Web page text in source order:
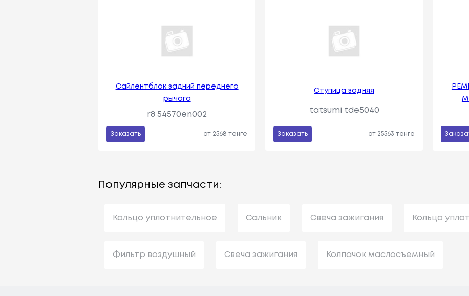
Сайлентблок задний переднего
рычага
r8 54570en002
Заказать от 2568 тенге
Ступица задняя
tatsumi tde5040
Заказать от 25563 тенге
Популярные запчасти:
Кольцо уплотнительное Сальник Свеча зажигания Кольцо
Фильтр воздушный Свеча зажигания Колпачок маслосъемный